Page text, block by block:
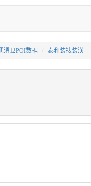
渭县POI数据 泰和装裱装潢